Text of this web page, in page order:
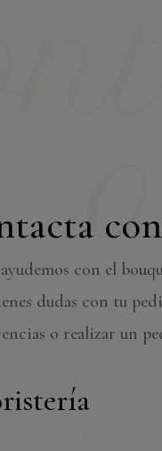
o
con el
dudas con tu
o realizar un